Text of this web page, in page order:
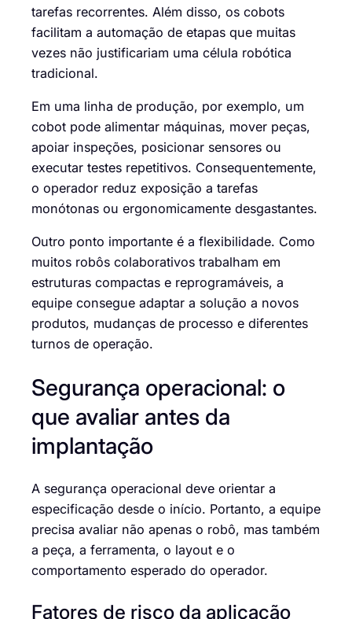
tarefas recorrentes. Além disso, os cobots
facilitam a automação de etapas que muitas
vezes não justificariam uma célula robótica
tradicional.
Em uma linha de produção, por exemplo, um
cobot pode alimentar máquinas, mover peças,
apoiar inspeções, posicionar sensores ou
executar testes repetitivos. Consequentemente,
o operador reduz exposição a tarefas
monótonas ou ergonomicamente desgastantes.
Outro ponto importante é a flexibilidade. Como
muitos robôs colaborativos trabalham em
estruturas compactas e reprogramáveis, a
equipe consegue adaptar a solução a novos
produtos, mudanças de processo e diferentes
turnos de operação.
Segurança operacional: o
que avaliar antes da
implantação
A segurança operacional deve orientar a
especificação desde o início. Portanto, a equipe
precisa avaliar não apenas o robô, mas também
a peça, a ferramenta, o layout e o
comportamento esperado do operador.
Fatores de risco da aplicação